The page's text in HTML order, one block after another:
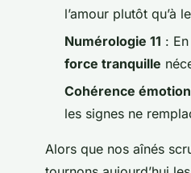
l’amour plutôt qu’à
Numérologie 11 :
force tranquille
Cohérence
les signes ne
Alors que nos aînés